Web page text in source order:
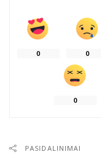
0 0
0
PASIDALINIMAI